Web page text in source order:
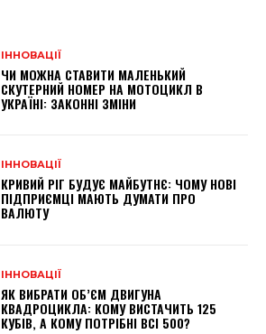
ІННОВАЦІЇ
ЧИ МОЖНА СТАВИТИ МАЛЕНЬКИЙ
СКУТЕРНИЙ НОМЕР НА МОТОЦИКЛ В
УКРАЇНІ: ЗАКОННІ ЗМІНИ
ІННОВАЦІЇ
КРИВИЙ РІГ БУДУЄ МАЙБУТНЄ: ЧОМУ НОВІ
ПІДПРИЄМЦІ МАЮТЬ ДУМАТИ ПРО
ВАЛЮТУ
ІННОВАЦІЇ
ЯК ВИБРАТИ ОБ’ЄМ ДВИГУНА
КВАДРОЦИКЛА: КОМУ ВИСТАЧИТЬ 125
КУБІВ, А КОМУ ПОТРІБНІ ВСІ 500?